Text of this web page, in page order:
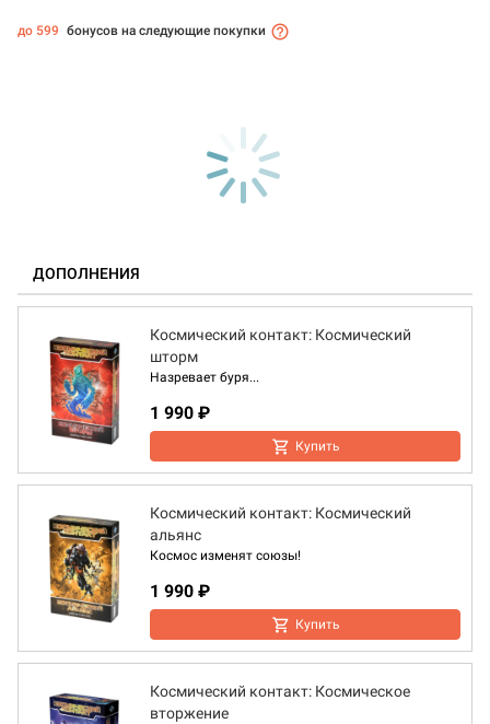
до 599 бонусов на следующие покупки
ДОПОЛНЕНИЯ
Космический контакт: Космический
шторм
Назревает буря...
1 990 ₽
Купить
Космический контакт: Космический
альянc
Космос изменят союзы!
1 990 ₽
Купить
Космический контакт: Космическое
вторжение